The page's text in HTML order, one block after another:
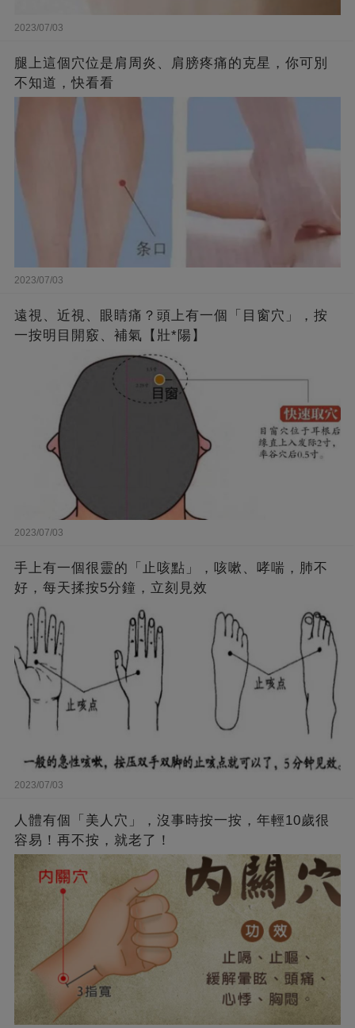
2023/07/03
腿上這個穴位是肩周炎、肩膀疼痛的克星，你可別
不知道，快看看
2023/07/03
遠視、近視、眼睛痛？頭上有一個「目窗穴」，按
一按明目開竅、補氣【壯*陽】
2023/07/03
手上有一個很靈的「止咳點」，咳嗽、哮喘，肺不
好，每天揉按5分鐘，立刻見效
2023/07/03
人體有個「美人穴」，沒事時按一按，年輕10歲很
容易！再不按，就老了！